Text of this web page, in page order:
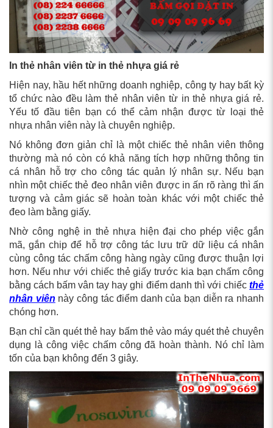
In thẻ nhân viên từ in thẻ nhựa giá rẻ
Hiện nay, hầu hết những doanh nghiệp, công ty hay bất kỳ
tổ chức nào đều làm thẻ nhân viên từ in thẻ nhựa giá rẻ.
Yếu tố đầu tiên bạn có thể cảm nhận được từ loại thẻ
nhựa nhân viên này là chuyên nghiệp.
Nó không đơn giản chỉ là một chiếc thẻ nhân viên thông
thường mà nó còn có khả năng tích hợp những thông tin
cá nhân hỗ trợ cho công tác quản lý nhân sự. Nếu bạn
nhìn một chiếc thẻ đeo nhân viên được in ấn rõ ràng thì ấn
tượng và cảm giác sẽ hoàn toàn khác với một chiếc thẻ
đeo làm bằng giấy.
Nhờ công nghệ in thẻ nhựa hiện đại cho phép việc gắn
mã, gắn chip để hỗ trợ công tác lưu trữ dữ liệu cá nhân
cùng công tác chấm công hàng ngày cũng được thuận lợi
hơn. Nếu như với chiếc thẻ giấy trước kia bạn chấm công
bằng cách bấm vân tay hay ghi điểm danh thì với chiếc thẻ
nhân viên này công tác điểm danh của bạn diễn ra nhanh
chóng hơn.
Bạn chỉ cần quét thẻ hay bấm thẻ vào máy quét thẻ chuyên
dụng là công việc chấm công đã hoàn thành. Nó chỉ làm
tốn của bạn không đến 3 giây.